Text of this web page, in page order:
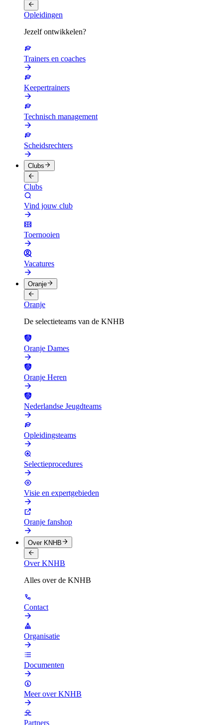
Opleidingen
Jezelf ontwikkelen?
Trainers en coaches
Keepertrainers
Technisch management
Scheidsrechters
Clubs
Clubs
Vind jouw club
Toernooien
Vacatures
Oranje
Oranje
De selectieteams van de KNHB
Oranje Dames
Oranje Heren
Nederlandse Jeugdteams
Opleidingsteams
Selectieprocedures
Visie en expertgebieden
Oranje fanshop
Over KNHB
Over KNHB
Alles over de KNHB
Contact
Organisatie
Documenten
Meer over KNHB
Partners